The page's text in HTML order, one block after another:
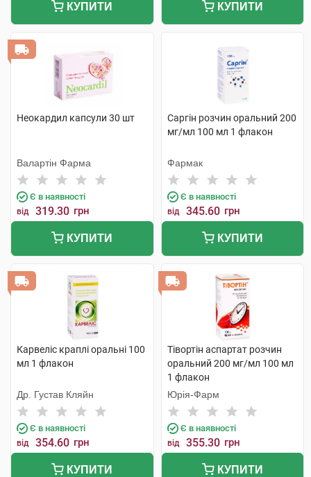
КУПИТИ КУПИТИ
Неокардил капсули 30 шт
Валартін Фарма
Є в наявності
від 319.30 грн
КУПИТИ
Саргін розчин оральний 200
мг/мл 100 мл 1 флакон
Фармак
Є в наявності
від 345.60 грн
КУПИТИ
Карвеліс краплі оральні 100
мл 1 флакон
Др. Густав Кляйн
Є в наявності
від 354.60 грн
КУПИТИ
Тівортін аспартат розчин
оральний 200 мг/мл 100 мл
1 флакон
Юрія-Фарм
Є в наявності
від 355.30 грн
КУПИТИ